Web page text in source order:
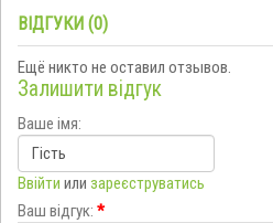
ВІДГУКИ (0)
Ещё никто не оставил отзывов.
Залишити відгук
Ваше імя:
Ввійти или зареєструватись
Ваш відгук: *